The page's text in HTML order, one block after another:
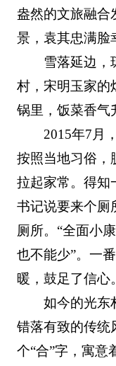
盎然的文旅融合
景，袁其忠满脸
雪落延边，
村，宋明玉家的
锅里，饭菜香气
2015年7月
按照当地习俗，
拉起家常。得知
书记说要来个厕
厕所。“全面小
也不能少”。一
暖，鼓足了信心。
如今的光东
错落有致的传统
个“合”字，寓意